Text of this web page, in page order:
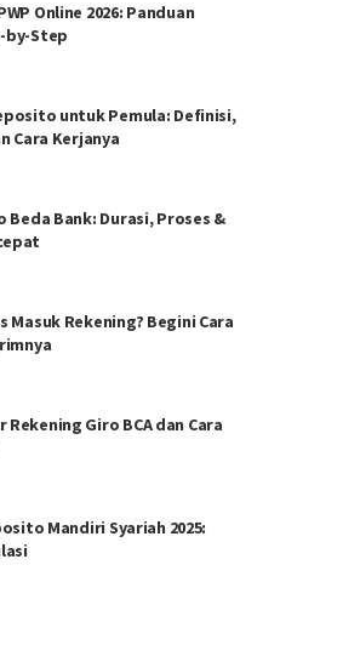
Online 2026: Panduan
by-Step
untuk Pemula: Definisi,
Cara Kerjanya
Beda Bank: Durasi, Proses &
Masuk Rekening? Begini Cara
Rekening Giro BCA dan Cara
Mandiri Syariah 2025: